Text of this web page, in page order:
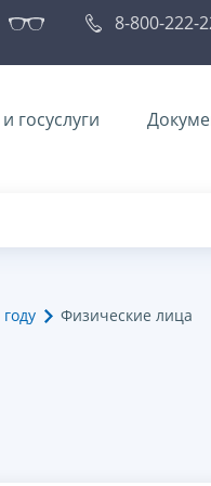
8-800-222-
госуслуги
Физические лица